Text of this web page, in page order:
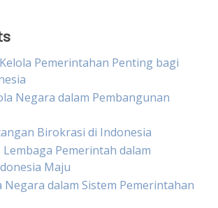
Pemerintahan Penting bagi
Negara dalam Pembangunan
Birokrasi di Indonesia
Pemerintah dalam
Maju
Negara dalam Sistem Pemerintahan